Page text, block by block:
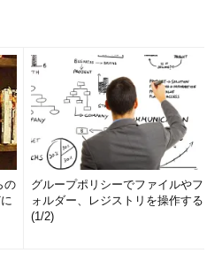
の
グループポリシーでファイルやフ
ォルダー、レジストリを操作する
(1/2)